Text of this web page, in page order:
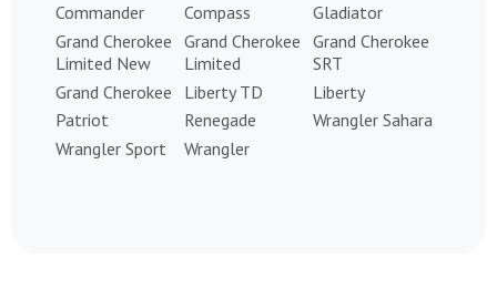
Commander
Compass
Gladiator
Grand Cherokee
Limited New
Grand Cherokee
Limited
Grand Cherokee
SRT
Grand Cherokee
Liberty TD
Liberty
Patriot
Renegade
Wrangler Sahara
Wrangler Sport
Wrangler